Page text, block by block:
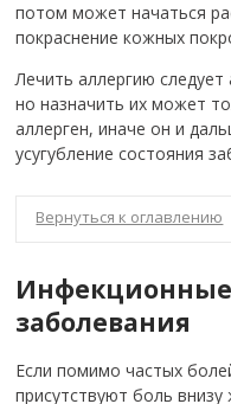
потом может начаться
покраснение кожных
Лечить аллергию
но назначить их может
аллерген, иначе он и
усугубление состояния
Вернуться к оглавлению
заболевания
Если помимо частых
присутствуют боль